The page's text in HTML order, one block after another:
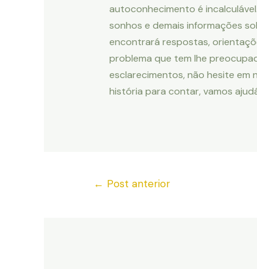
autoconhecimento é
sonhos e demais informações
encontrará respostas,
problema que tem lhe
esclarecimentos, não hesite em
história para contar, vamos
← Post anterior